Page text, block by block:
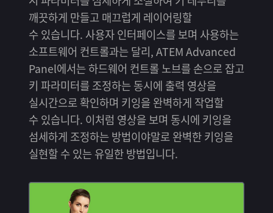
깨끗하게 만들고 매끄럽게 레이어링할
수 있습니다. 사용자 인터페이스를 보며 사용하는
소프트웨어 컨트롤과는 달리, ATEM Advanced
Panel에서는 하드웨어 컨트롤 노브를 손으로 잡고
키 파라미터를 조정하는 동시에 출력 영상을
실시간으로 확인하며 키잉을 완벽하게 작업할
수 있습니다. 이처럼 영상을 보며 동시에 키잉을
섬세하게 조정하는 방법이야말로 완벽한 키잉을
실현할 수 있는 유일한 방법입니다.